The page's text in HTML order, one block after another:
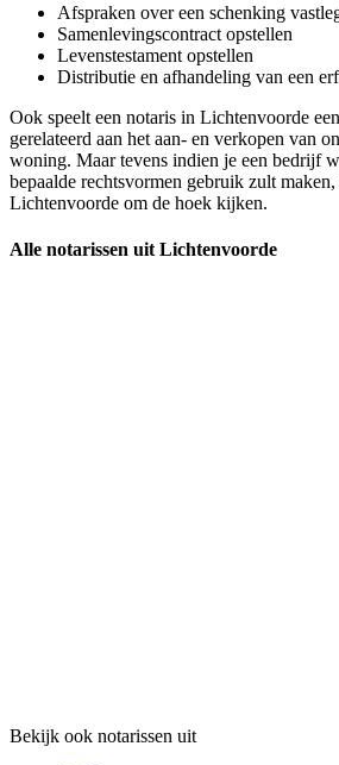
Afspraken over een schenking
Samenlevingscontract opstellen
Levenstestament opstellen
Distributie en afhandeling van een
Ook speelt een notaris in Lichtenvoorde
gerelateerd aan het aan- en verkopen van
woning. Maar tevens indien je een bedrijf
bepaalde rechtsvormen gebruik zult
Lichtenvoorde om de hoek kijken.
Alle notarissen uit Lichtenvoorde
Bekijk ook notarissen uit